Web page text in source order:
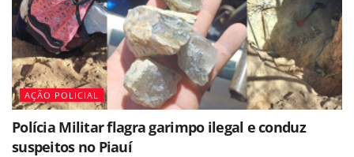
AÇÃO POLICIAL
Polícia Militar flagra garimpo ilegal e conduz
suspeitos no Piauí